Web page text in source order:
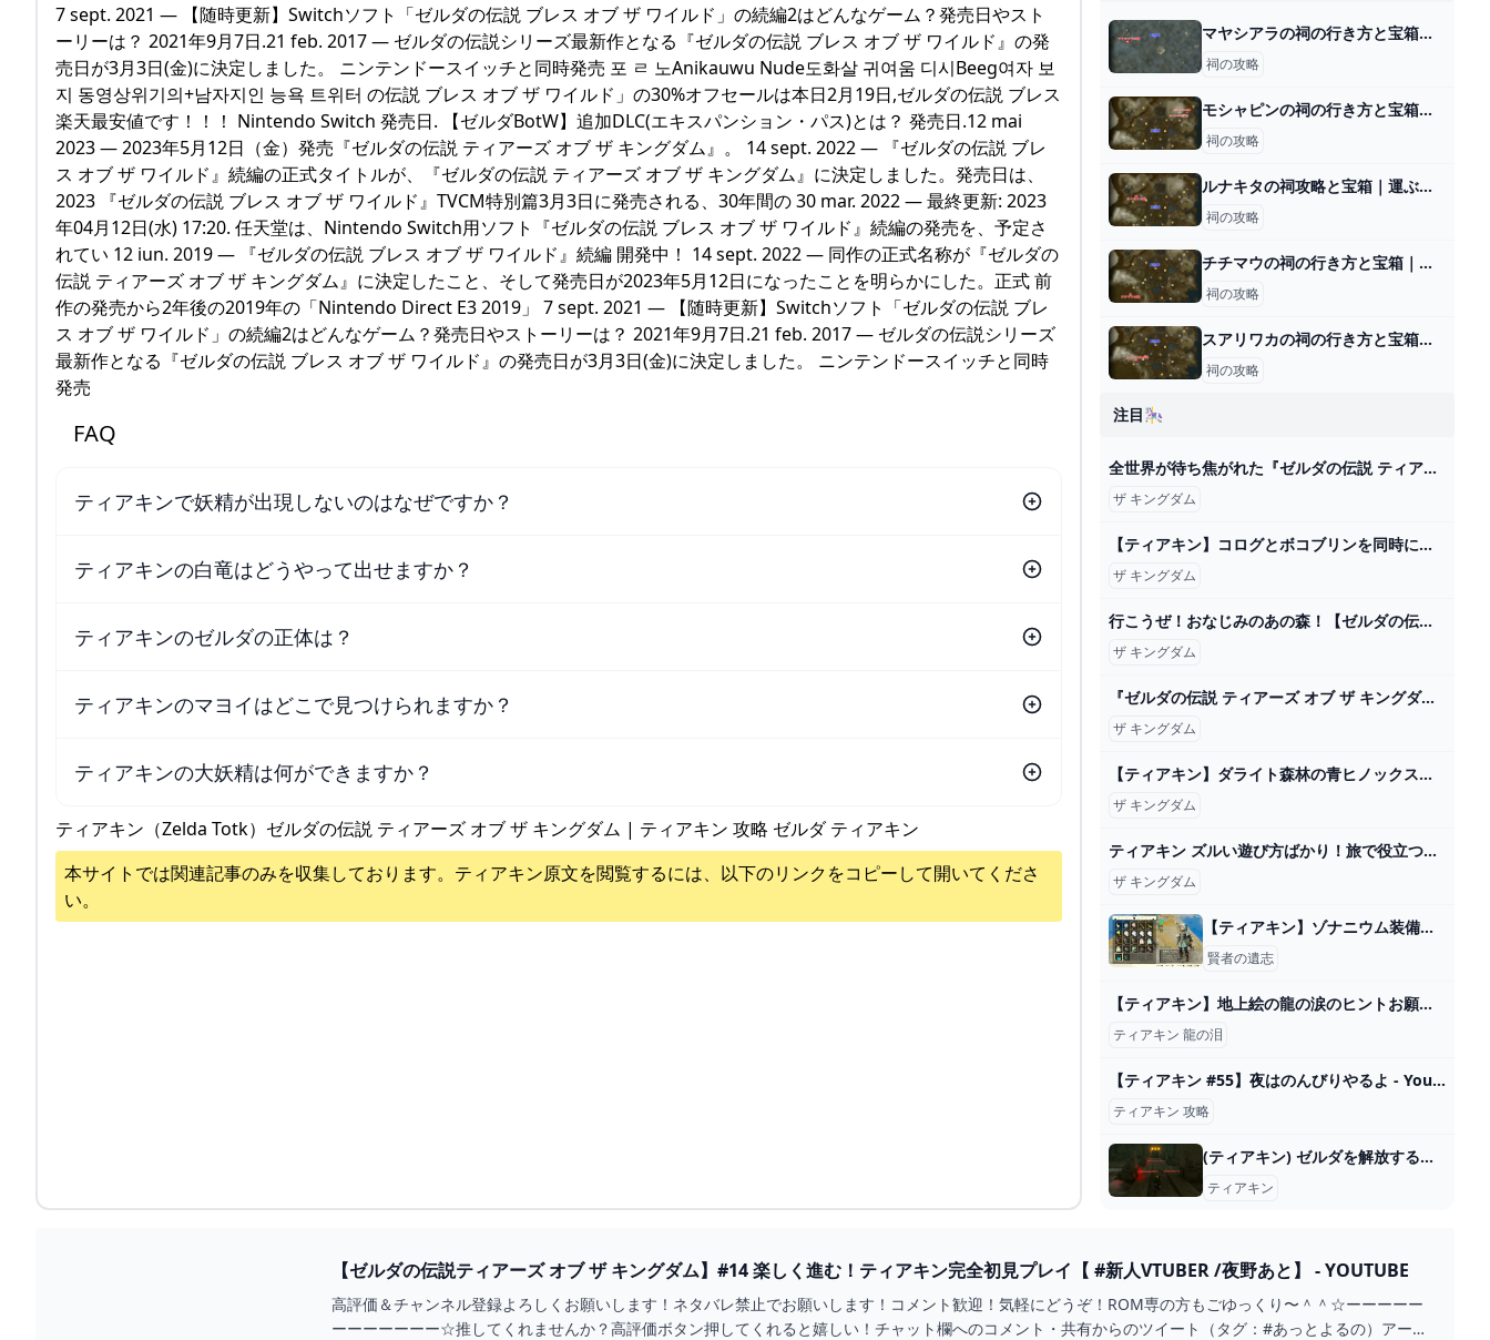
7 sept. 2021 — 【随時更新】Switchソフト「ゼルダの伝説 ブレス オブ ザ ワイルド」の続編2はどんなゲーム？発売日やスト
ーリーは？ 2021年9月7日.21 feb. 2017 — ゼルダの伝説シリーズ最新作となる『ゼルダの伝説 ブレス オブ ザ ワイルド』の発
売日が3月3日(金)に決定しました。 ニンテンドースイッチと同時発売 포 ㄹ 노Anikauwu Nude도화살 귀여움 디시Beeg여자 보
지 동영상위기의+남자지인 능욕 트위터 の伝説 ブレス オブ ザ ワイルド」の30%オフセールは本日2月19日,ゼルダの伝説 ブレス
楽天最安値です！！！ Nintendo Switch 発売日. 【ゼルダBotW】追加DLC(エキスパンション・パス)とは？ 発売日.12 mai
2023 — 2023年5月12日（金）発売『ゼルダの伝説 ティアーズ オブ ザ キングダム』。 14 sept. 2022 — 『ゼルダの伝説 ブレ
ス オブ ザ ワイルド』続編の正式タイトルが、『ゼルダの伝説 ティアーズ オブ ザ キングダム』に決定しました。発売日は、
2023 『ゼルダの伝説 ブレス オブ ザ ワイルド』TVCM特別篇3月3日に発売される、30年間の 30 mar. 2022 — 最終更新: 2023
年04月12日(水) 17:20. 任天堂は、Nintendo Switch用ソフト『ゼルダの伝説 ブレス オブ ザ ワイルド』続編の発売を、予定さ
れてい 12 iun. 2019 — 『ゼルダの伝説 ブレス オブ ザ ワイルド』続編 開発中！ 14 sept. 2022 — 同作の正式名称が『ゼルダの
伝説 ティアーズ オブ ザ キングダム』に決定したこと、そして発売日が2023年5月12日になったことを明らかにした。正式 前
作の発売から2年後の2019年の「Nintendo Direct E3 2019」 7 sept. 2021 — 【随時更新】Switchソフト「ゼルダの伝説 ブレ
ス オブ ザ ワイルド」の続編2はどんなゲーム？発売日やストーリーは？ 2021年9月7日.21 feb. 2017 — ゼルダの伝説シリーズ
最新作となる『ゼルダの伝説 ブレス オブ ザ ワイルド』の発売日が3月3日(金)に決定しました。 ニンテンドースイッチと同時
発売
FAQ
ティアキンで妖精が出現しないのはなぜですか？
ティアキンの白竜はどうやって出せますか？
ティアキンのゼルダの正体は？
ティアキンのマヨイはどこで見つけられますか？
ティアキンの大妖精は何ができますか？
ティアキン（Zelda Totk）ゼルダの伝説 ティアーズ オブ ザ キングダム | ティアキン 攻略 ゼルダ ティアキン
本サイトでは関連記事のみを収集しております。 ティアキン原文を閲覧するには、以下のリンクをコピーして開いてくださ
い。
マヤシアラの祠の行き方と宝箱｜ラウルの祝福
祠の攻略
モシャピンの祠の行き方と宝箱｜ラウルの祝福
祠の攻略
ルナキタの祠攻略と宝箱｜運ぶかたち
祠の攻略
チチマウの祠の行き方と宝箱｜ラウルの祝福
祠の攻略
スアリワカの祠の行き方と宝箱｜ラウルの祝福
祠の攻略
注目🎠
全世界が待ち焦がれた『ゼルダの伝説 ティアーズ オブ ザ キングダム』 序盤の注目ポイントを事前にチェック！｜Real Sound｜リアルサウンド テック
ザ キングダム
【ティアキン】コログとボコブリンを同時にいじめるリンク【ゼルダの伝説 ティアーズ オブ ザ キングダム】 - YouTube
ザ キングダム
行こうぜ！おなじみのあの森！【ゼルダの伝説 ティアーズ オブ ザ キングダム】#44 - YouTube
ザ キングダム
『ゼルダの伝説 ティアーズ オブ ザ キングダム』v1.2.0更新データ配信。進行不能バグ修正やニュースからアイテム入手など Game*Spark - 国内・海外ゲーム情報サイト
ザ キングダム
【ティアキン】ダライト森林の青ヒノックス ゼルダの伝説ティアーズ オブ ザ キングダム #ゼルダの伝説 #ティアキン #zelda #shorts - YouTube
ザ キングダム
ティアキン ズルい遊び方ばかり！旅で役立つ変な技９選 ゼルダの伝説 ティアーズ オブ ザ キングダム - YouTube
ザ キングダム
【ティアキン】ゾナニウム装備が欲しいのに賢者の意志ばかり出てくる…ｗ｜ぽちぽちゲーム速報
賢者の遺志
【ティアキン】地上絵の龍の涙のヒントお願いします : ゼルダの伝説 ティアーズ オブ ザ キングダム攻略まとめ速報
ティアキン 龍の泪
【ティアキン #55】夜はのんびりやるよ - YouTube
ティアキン 攻略
(ティアキン) ゼルダを解放する旅part155 洞窟巡り【ゼルダの伝説ティーアズオブザキングダム 】 - ニコニコ動画
ティアキン
【ゼルダの伝説ティアーズ オブ ザ キングダム】#14 楽しく進む！ティアキン完全初見プレイ【 #新人VTUBER /夜野あと】 - YOUTUBE
高評価＆チャンネル登録よろしくお願いします！ネタバレ禁止でお願いします！コメント歓迎！気軽にどうぞ！ROM専の方もごゆっくり〜＾＾☆ーーーーー
ーーーーーーー☆推してくれませんか？高評価ボタン押してくれると嬉しい！チャット欄へのコメント・共有からのツイート（タグ：#あっとよるの）アー